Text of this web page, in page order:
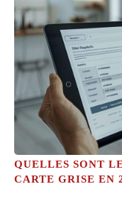
QUELLES SONT
CARTE GRISE EN